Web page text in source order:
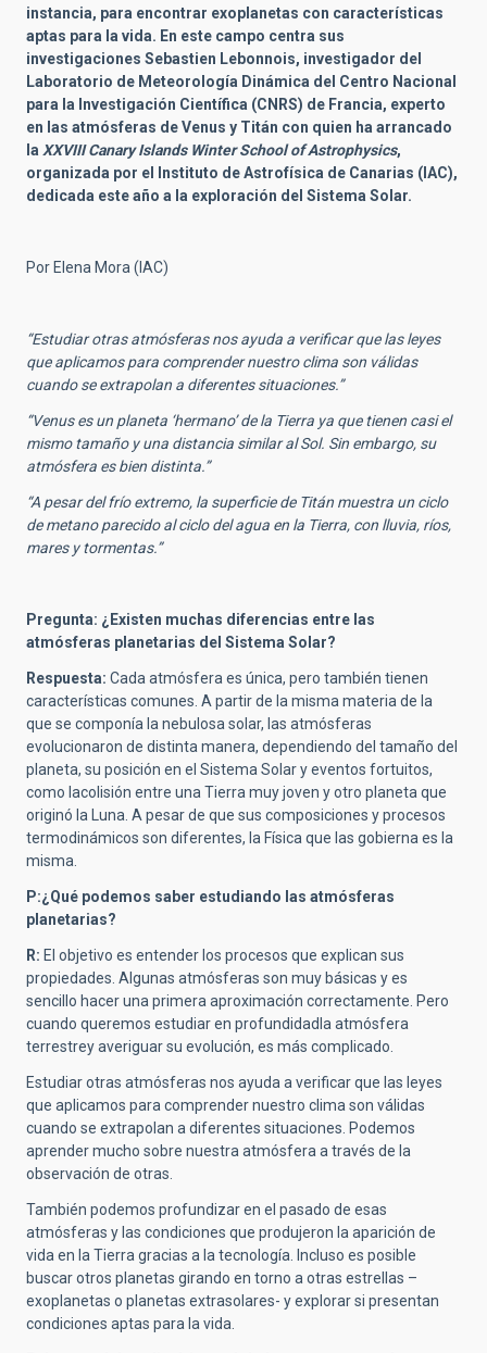
instancia, para encontrar exoplanetas con características
aptas para la vida. En este campo centra sus
investigaciones Sebastien Lebonnois, investigador del
Laboratorio de Meteorología Dinámica del Centro Nacional
para la Investigación Científica (CNRS) de Francia, experto
en las atmósferas de Venus y Titán con quien ha arrancado
la XXVIII Canary Islands Winter School of Astrophysics,
organizada por el Instituto de Astrofísica de Canarias (IAC),
dedicada este año a la exploración del Sistema Solar.
Por Elena Mora (IAC)
“Estudiar otras atmósferas nos ayuda a verificar que las leyes
que aplicamos para comprender nuestro clima son válidas
cuando se extrapolan a diferentes situaciones.”
“Venus es un planeta ‘hermano’ de la Tierra ya que tienen casi el
mismo tamaño y una distancia similar al Sol. Sin embargo, su
atmósfera es bien distinta.”
“A pesar del frío extremo, la superficie de Titán muestra un ciclo
de metano parecido al ciclo del agua en la Tierra, con lluvia, ríos,
mares y tormentas.”
Pregunta: ¿Existen muchas diferencias entre las
atmósferas planetarias del Sistema Solar?
Respuesta: Cada atmósfera es única, pero también tienen
características comunes. A partir de la misma materia de la
que se componía la nebulosa solar, las atmósferas
evolucionaron de distinta manera, dependiendo del tamaño del
planeta, su posición en el Sistema Solar y eventos fortuitos,
como lacolisión entre una Tierra muy joven y otro planeta que
originó la Luna. A pesar de que sus composiciones y procesos
termodinámicos son diferentes, la Física que las gobierna es la
misma.
P:¿Qué podemos saber estudiando las atmósferas
planetarias?
R: El objetivo es entender los procesos que explican sus
propiedades. Algunas atmósferas son muy básicas y es
sencillo hacer una primera aproximación correctamente. Pero
cuando queremos estudiar en profundidadla atmósfera
terrestrey averiguar su evolución, es más complicado.
Estudiar otras atmósferas nos ayuda a verificar que las leyes
que aplicamos para comprender nuestro clima son válidas
cuando se extrapolan a diferentes situaciones. Podemos
aprender mucho sobre nuestra atmósfera a través de la
observación de otras.
También podemos profundizar en el pasado de esas
atmósferas y las condiciones que produjeron la aparición de
vida en la Tierra gracias a la tecnología. Incluso es posible
buscar otros planetas girando en torno a otras estrellas –
exoplanetas o planetas extrasolares- y explorar si presentan
condiciones aptas para la vida.